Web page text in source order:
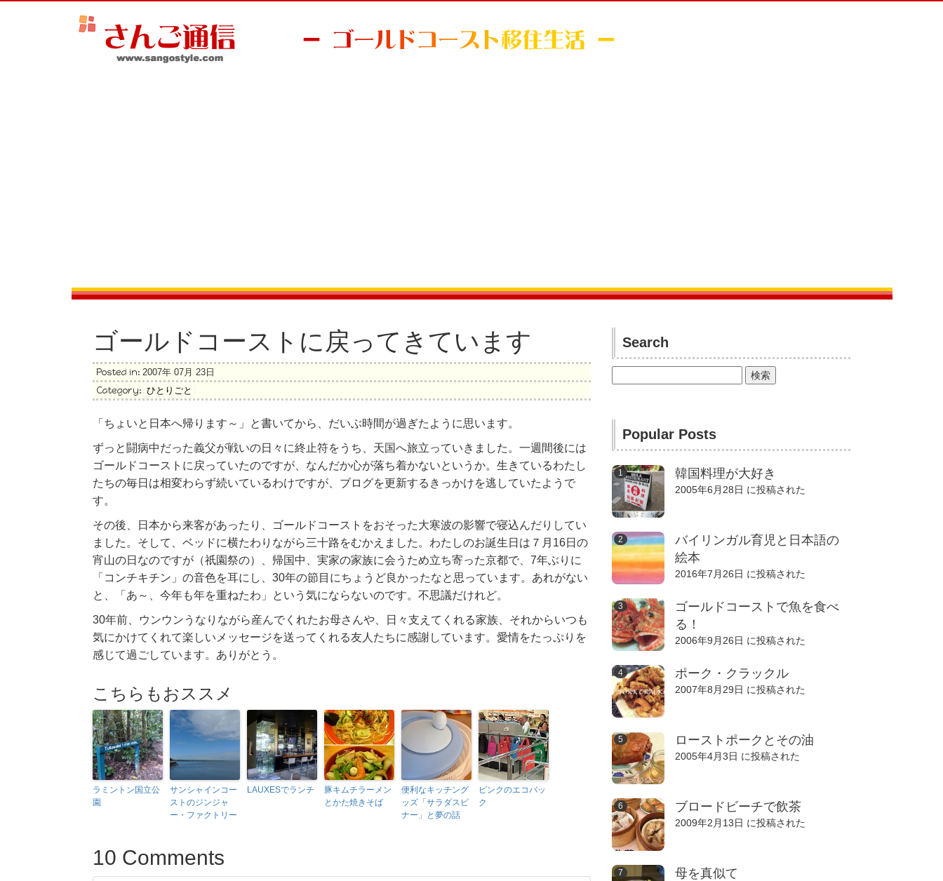
ゴールドコーストに戻ってきています
Posted in: 2007年 07月 23日
Category: ひとりごと
「ちょいと日本へ帰ります～」と書いてから、だいぶ時間が過ぎたように思います。
ずっと闘病中だった義父が戦いの日々に終止符をうち、天国へ旅立っていきました。一週間後には
ゴールドコーストに戻っていたのですが、なんだか心が落ち着かないというか。生きているわたし
たちの毎日は相変わらず続いているわけですが、ブログを更新するきっかけを逃していたようで
す。
その後、日本から来客があったり、ゴールドコーストをおそった大寒波の影響で寝込んだりしてい
ました。そして、ベッドに横たわりながら三十路をむかえました。わたしのお誕生日は７月16日の
宵山の日なのですが（祇園祭の）、帰国中、実家の家族に会うため立ち寄った京都で、7年ぶりに
「コンチキチン」の音色を耳にし、30年の節目にちょうど良かったなと思っています。あれがない
と、「あ～、今年も年を重ねたわ」という気にならないのです。不思議だけれど。
30年前、ウンウンうなりながら産んでくれたお母さんや、日々支えてくれる家族、それからいつも
気にかけてくれて楽しいメッセージを送ってくれる友人たちに感謝しています。愛情をたっぷりを
感じて過ごしています。ありがとう。
こちらもおススメ
ラミントン国立公
園
サンシャインコー
ストのジンジャ
ー・ファクトリー
LAUXESでランチ
豚キムチラーメン
とかた焼きそば
便利なキッチング
ッズ「サラダスピ
ナー」と夢の話
ピンクのエコバッ
ク
10 Comments
Search
索:
Popular Posts
韓国料理が大好き
2005年6月28日 に投稿された
バイリンガル育児と日本語の
絵本
2016年7月26日 に投稿された
ゴールドコーストで魚を食べ
る！
2006年9月26日 に投稿された
ポーク・クラックル
2007年8月29日 に投稿された
ローストポークとその油
2005年4月3日 に投稿された
ブロードビーチで飲茶
2009年2月13日 に投稿された
母を真似て